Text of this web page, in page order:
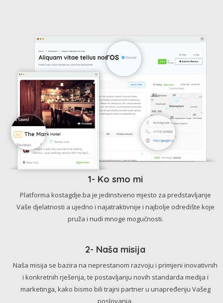
1- Ko smo mi
Platforma kostagdje.ba je jedinstveno mjesto za predstavljanje
Vaše djelatnosti a ujedno i najatraktivnije i najbolje odredište koje
pruža i nudi mnoge mogućnosti.
2- Naša misija
Naša misija se bazira na neprestanom razvoju i primjeni inovativnih
i konkretnih rješenja, te postavljanju novih standarda medija i
marketinga, kako bismo bili trajni partner u unapređenju Vašeg
poslovanja.